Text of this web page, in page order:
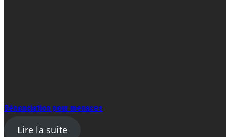
Dénonciation pour menaces
Lire la suite